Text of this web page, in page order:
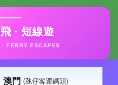
· 短線遊
FERRY ESCAPES
澳門 (氹仔客運碼頭)